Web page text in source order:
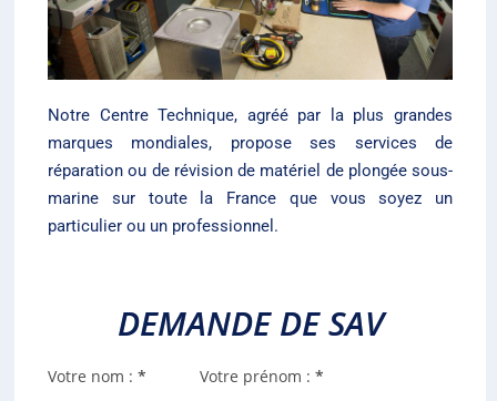
Notre Centre Technique, agréé par la plus grandes
marques mondiales, propose ses services de
réparation ou de révision de matériel de plongée sous-
marine sur toute la France que vous soyez un
particulier ou un professionnel.
DEMANDE DE SAV
Information Client
Votre nom : * Votre prénom : *